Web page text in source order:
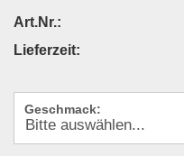
Art.Nr.:
Lieferzeit:
Geschmack: